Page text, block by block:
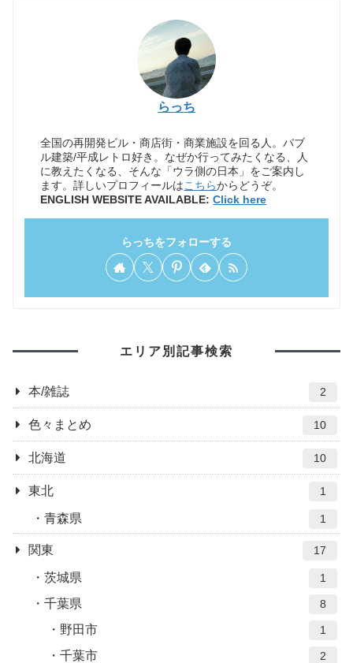
らっち
全国の再開発ビル・商店街・商業施設を回る人。バブ
ル建築/平成レトロ好き。なぜか行ってみたくなる、人
に教えたくなる、そんな「ウラ側の日本」をご案内し
ます。詳しいプロフィールはこちらからどうぞ。
ENGLISH WEBSITE AVAILABLE:Click here
らっちをフォローする
エリア別記事検索
本/雑誌 2
色々まとめ 10
北海道 10
東北 1
青森県 1
関東 17
茨城県 1
千葉県 8
野田市 1
千葉市 2